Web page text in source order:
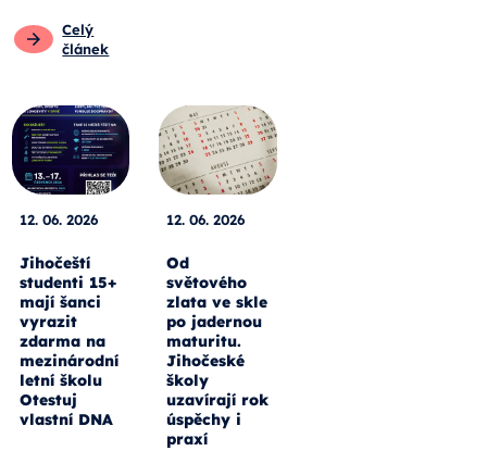
Celý
článek
12. 06. 2026
Jihočeští
studenti 15+
mají šanci
vyrazit
zdarma na
mezinárodní
letní školu
Otestuj
vlastní DNA
12. 06. 2026
Od
světového
zlata ve skle
po jadernou
maturitu.
Jihočeské
školy
uzavírají rok
úspěchy i
praxí